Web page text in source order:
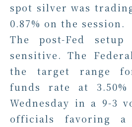
spot silver was
0.87% on the session.
The post-Fed setup
sensitive. The
the target range
funds rate at
Wednesday in a 9-3
officials favoring a